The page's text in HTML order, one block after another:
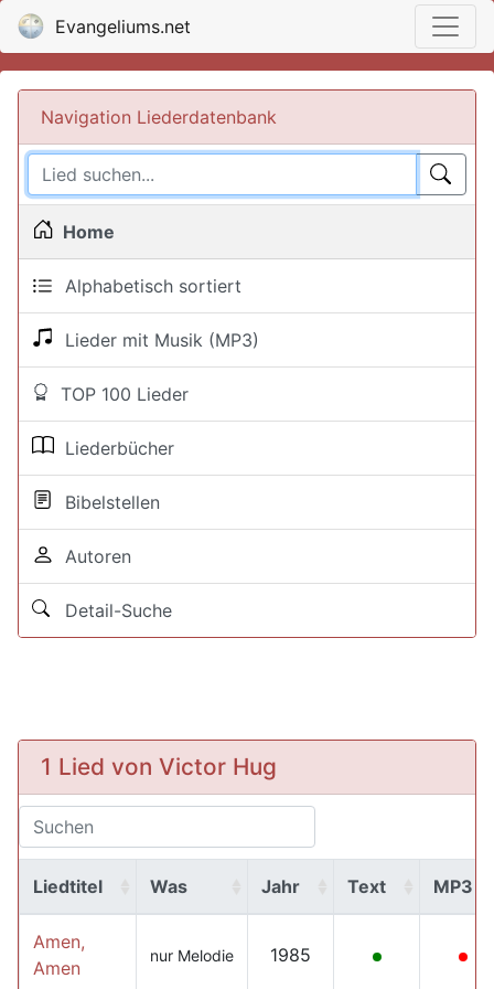
Evangeliums.net
Navigation Liederdatenbank
Home
Alphabetisch sortiert
Lieder mit Musik (MP3)
TOP 100 Lieder
Liederbücher
Bibelstellen
Autoren
Detail-Suche
1 Lied von Victor Hug
Liedtitel Was Jahr Text MP3
Amen,
Amen
nur Melodie 1985